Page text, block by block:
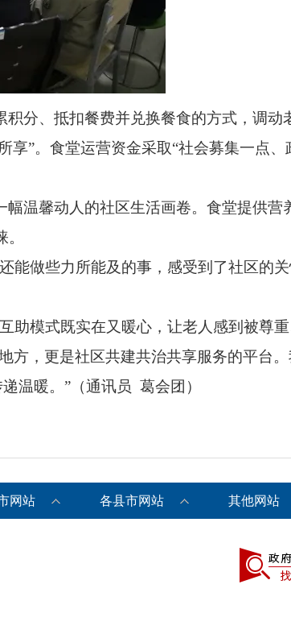
分、抵扣餐费并兑换餐食的方式，调动
享”。食堂运营资金采取“社会募集一点、
温馨动人的社区生活画卷。食堂提供营
能做些力所能及的事，感受到了社区的关
助模式既实在又暖心，让老人感到被尊
方，更是社区共建共治共享服务的平台
温暖。”（通讯员 葛会团）
网站 各县市网站 其他网站